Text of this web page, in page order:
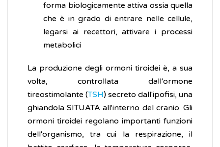
forma biologicamente attiva ossia quella
che è in grado di entrare nelle cellule,
legarsi ai recettori, attivare i processi
metabolici
La produzione degli ormoni tiroidei è, a sua
volta, controllata dall'ormone
tireostimolante (TSH) secreto dall'ipofisi, una
ghiandola SITUATA all'interno del cranio. Gli
ormoni tiroidei regolano importanti funzioni
dell'organismo, tra cui la respirazione, il